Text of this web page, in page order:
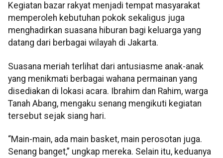
Kegiatan bazar rakyat menjadi tempat masyarakat
memperoleh kebutuhan pokok sekaligus juga
menghadirkan suasana hiburan bagi keluarga yang
datang dari berbagai wilayah di Jakarta.
Suasana meriah terlihat dari antusiasme anak-anak
yang menikmati berbagai wahana permainan yang
disediakan di lokasi acara. Ibrahim dan Rahim, warga
Tanah Abang, mengaku senang mengikuti kegiatan
tersebut sejak siang hari.
“Main-main, ada main basket, main perosotan juga.
Senang banget,” ungkap mereka. Selain itu, keduanya